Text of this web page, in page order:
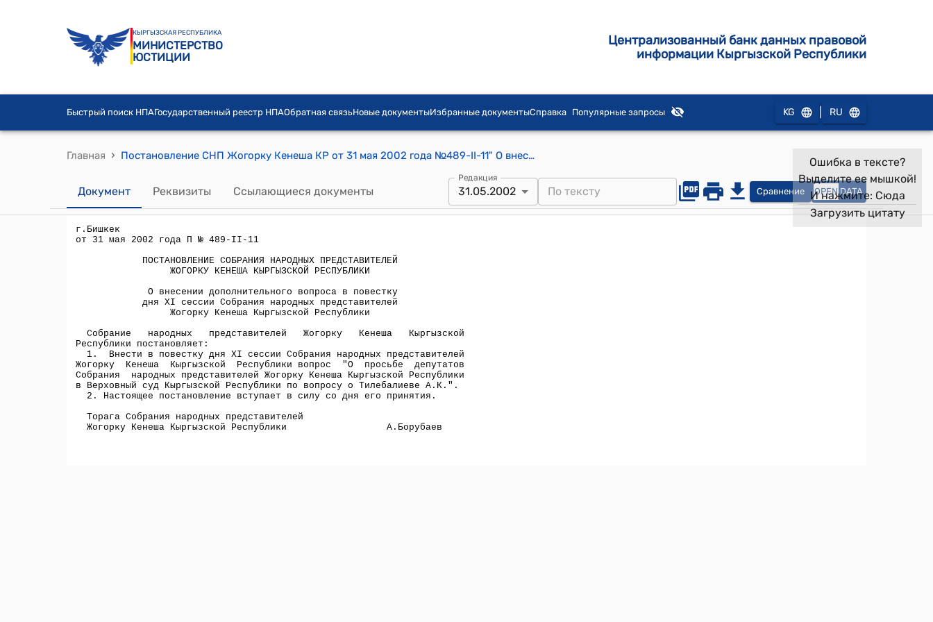
КЫРГЫЗСКАЯ РЕСПУБЛИКА
МИНИСТЕРСТВО
ЮСТИЦИИ
Централизованный банк данных правовой
информации Кыргызской Республики
Быстрый поиск НПАГосударственный реестр НПАОбратная связьНовые документыИзбранные документыСправка Популярные запросы KG RU
Главная › Постановление СНП Жогорку Кенеша КР от 31 мая 2002 года №489-II-11" О внесении дополнительного вопроса в повестку дня XI сессии Собрания народных представителей Жогорку Кенеша Кыргызской Республики"
Документ Реквизиты Ссылающиеся документы
Редакция
31.05.2002 Сравнение OPEN DATA
Ошибка в тексте?
Выделите ее мышкой!
И нажмите: Сюда
Загрузить цитату